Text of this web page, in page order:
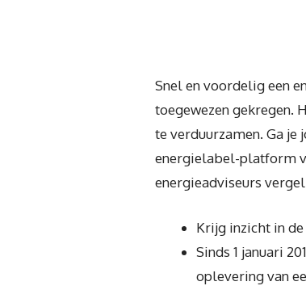
Snel en voordelig een
toegewezen gekregen.
te verduurzamen. Ga
energielabel-platform
energieadviseurs
Krijg inzicht in
Sinds 1 januari
oplevering van